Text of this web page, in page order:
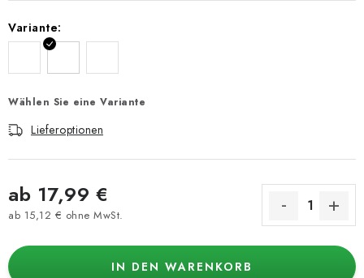
Variante:
Wählen Sie eine Variante
Lieferoptionen
ab 17,99 €
ab 15,12 € ohne MwSt.
IN DEN WARENKORB